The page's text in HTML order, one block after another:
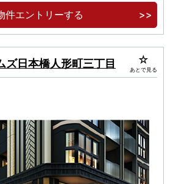
件エントリーする
ズ日本橋人形町三丁目 あとで見る